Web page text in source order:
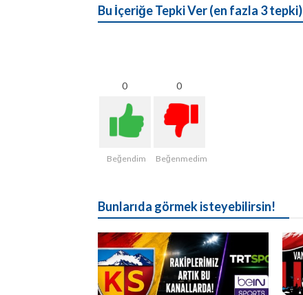
Bu İçeriğe Tepki Ver (en fazla 3 tepki)
0
Beğendim
0
Beğenmedim
Bunlarıda görmek isteyebilirsin!